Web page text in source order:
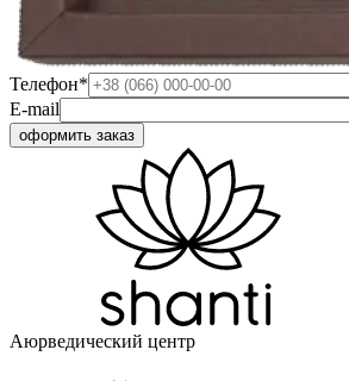
Телефон*
E-mail
Аюрведический центр